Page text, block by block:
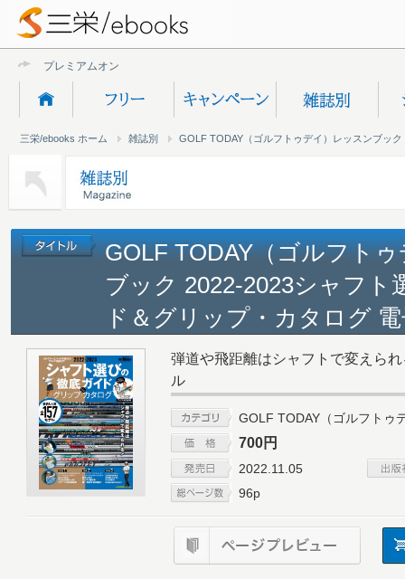
プレミアムオンライン新
三栄/ebooks ホーム 雑誌別 GOLF TODAY（ゴルフトゥデイ）レッスンブック
GOLF TODAY（ゴルフト
ブック 2022-2023シャフト
ド＆グリップ・カタログ
弾道や飛距離はシャフトで変えら
ル
GOLF TODAY（ゴルフトゥ
700円
2022.11.05
96p